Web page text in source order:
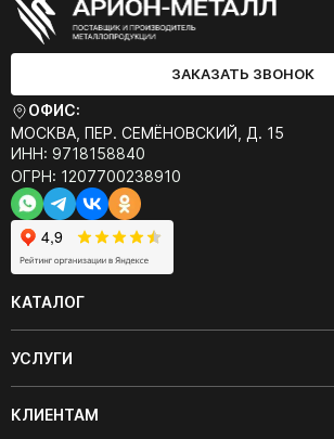
ЗАКАЗАТЬ ЗВОНОК
ОФИС:
МОСКВА, ПЕР. СЕМЁНОВСКИЙ, Д. 15
ИНН: 9718158840
ОГРН: 1207700238910
КАТАЛОГ
УСЛУГИ
КЛИЕНТАМ